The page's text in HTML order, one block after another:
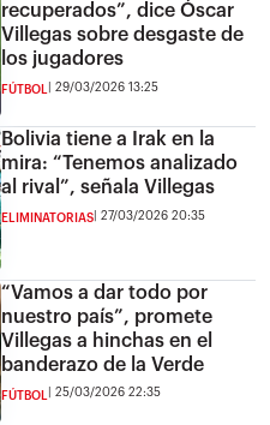
recuperados”, dice Óscar
Villegas sobre desgaste de
los jugadores
FÚTBOL 29/03/2026 13:25
Bolivia tiene a Irak en la
mira: “Tenemos analizado
al rival”, señala Villegas
ELIMINATORIAS 27/03/2026 20:35
“Vamos a dar todo por
nuestro país”, promete
Villegas a hinchas en el
banderazo de la Verde
FÚTBOL 25/03/2026 22:35